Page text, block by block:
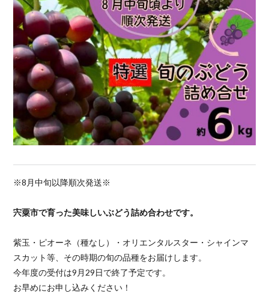
※8月中旬以降順次発送※
宍粟市で育った美味しいぶどう詰め合わせです。
紫玉・ピオーネ（種なし）・オリエンタルスター・シャインマ
スカット等、その時期の旬の品種をお届けします。
今年度の受付は9月29日で終了予定です。
お早めにお申し込みください！